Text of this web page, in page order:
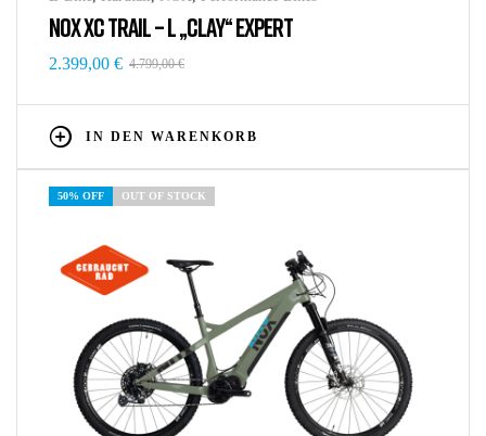
NOX XC TRAIL – L „CLAY“ EXPERT
4.799,00€
2.399,00 €
IN DEN WARENKORB
50% OFF OUT OF STOCK